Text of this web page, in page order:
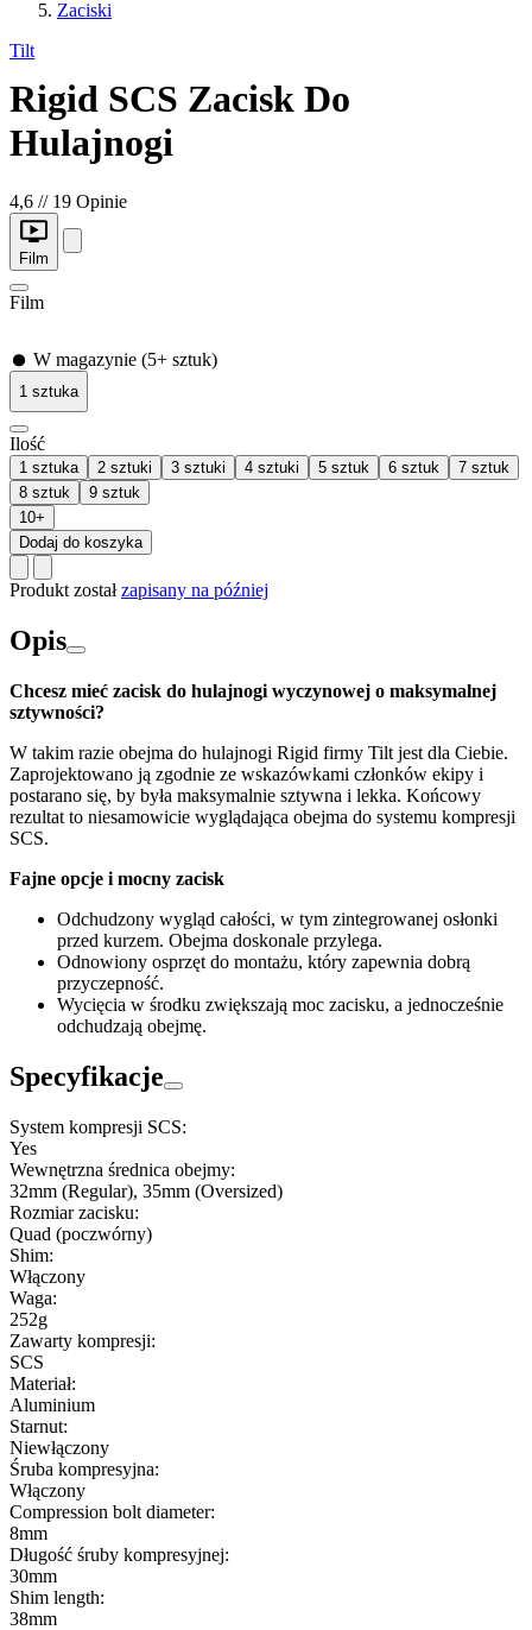
Zaciski
Tilt
Rigid SCS Zacisk Do
Hulajnogi
4,6 // 19 Opinie
Film
Film
W magazynie (5+ sztuk)
1 sztuka
Ilość
1 sztuka 2 sztuki 3 sztuki 4 sztuki 5 sztuk 6 sztuk
7 sztuk
8 sztuk
9 sztuk
10+
Dodaj do koszyka
Produkt zostałzapisany na później
Opis
Chcesz mieć zacisk do hulajnogi wyczynowej o maksymalnej
sztywności?
W takim razie obejma do hulajnogi Rigid firmy Tilt jest dla Ciebie.
Zaprojektowano ją zgodnie ze wskazówkami członków ekipy i
postarano się, by była maksymalnie sztywna i lekka. Końcowy
rezultat to niesamowicie wyglądająca obejma do systemu kompresji
SCS.
Fajne opcje i mocny zacisk
Odchudzony wygląd całości, w tym zintegrowanej osłonki
przed kurzem. Obejma doskonale przylega.
Odnowiony osprzęt do montażu, który zapewnia dobrą
przyczepność.
Wycięcia w środku zwiększają moc zacisku, a jednocześnie
odchudzają obejmę.
Specyfikacje
System kompresji SCS:
Yes
Wewnętrzna średnica obejmy:
32mm (Regular), 35mm (Oversized)
Rozmiar zacisku:
Quad (poczwórny)
Shim:
Włączony
Waga:
252g
Zawarty kompresji:
SCS
Materiał:
Aluminium
Starnut:
Niewłączony
Śruba kompresyjna:
Włączony
Compression bolt diameter:
8mm
Długość śruby kompresyjnej:
30mm
Shim length:
38mm